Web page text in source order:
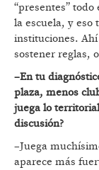
“presentes”
la escuela, y eso
instituciones.
sostener reglas,
–En tu
plaza, menos
juega lo
discusión?
–Juega
aparece más